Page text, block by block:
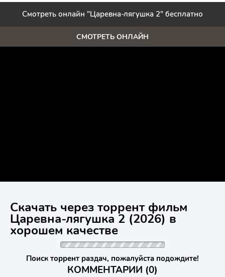
Смотреть онлайн "Царевна-лягушка 2" бесплатно
СМОТРЕТЬ ОНЛАЙН
Скачать через торрент фильм
Царевна-лягушка 2 (2026) в
хорошем качестве
Поиск торрент раздач, пожалуйста подождите!
КОММЕНТАРИИ (0)